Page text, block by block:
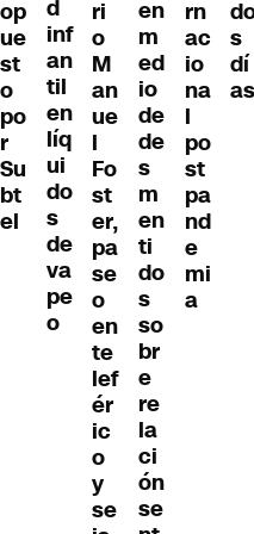
op
ue
st
o
po
r
Su
bt
el
d
inf
an
til
en
líq
ui
do
s
de
va
pe
o
ri
o
M
an
ue
l
Fo
st
er,
pa
se
o
en
te
lef
ér
ic
o
y
se
en
m
ed
io
de
de
s
m
en
ti
do
s
so
br
e
re
la
ci
ón
se
rn
ac
io
na
l
po
st
pa
nd
e
mi
a
s
dí
as